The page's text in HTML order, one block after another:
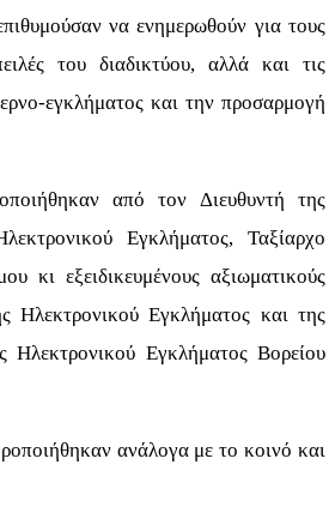
να ενημερωθούν για τους
του διαδικτύου, αλλά και τις
εγκλήματος και την προσαρμογή
από τον Διευθυντή της
Εγκλήματος, Ταξίαρχο
κι εξειδικευμένους αξιωματικούς
Ηλεκτρονικού Εγκλήματος και της
Ηλεκτρονικού Εγκλήματος Βορείου
ανάλογα με το κοινό και